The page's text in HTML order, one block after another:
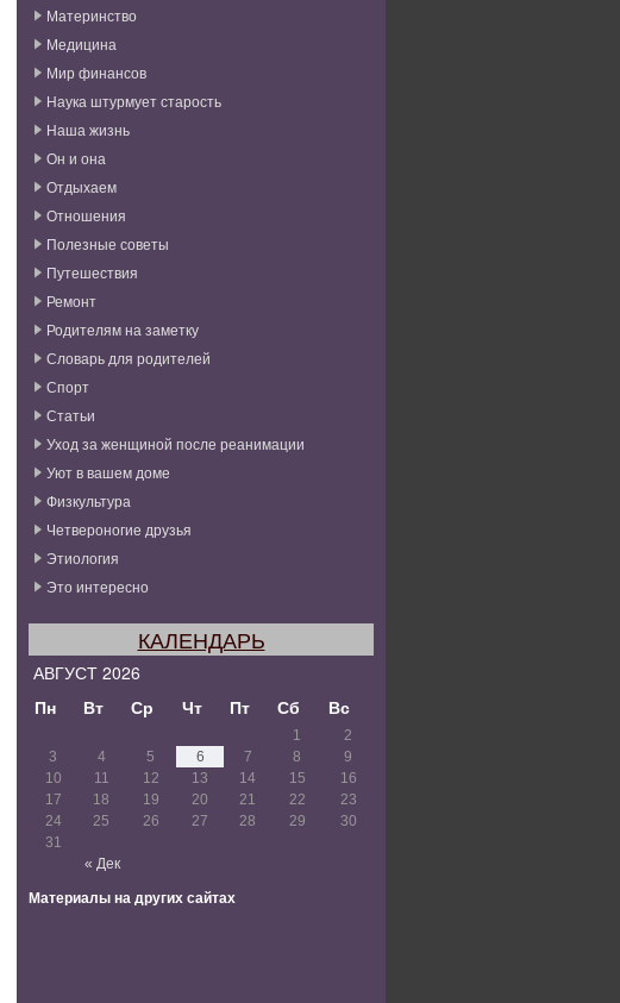
Материнство
Медицина
Мир финансов
Наука штурмует старость
Наша жизнь
Он и она
Отдыхаем
Отношения
Полезные советы
Путешествия
Ремонт
Родителям на заметку
Словарь для родителей
Спорт
Статьи
Уход за женщиной после реанимации
Уют в вашем доме
Физкультура
Четвероногие друзья
Этиология
Это интересно
КАЛЕНДАРЬ
АВГУСТ 2026
Пн
Вт Ср Чт Пт Сб Вс
« Дек
1
2
3
4 5 6 7 8
9
10
11 12 13 14 15
16
17
18 19 20 21 22
23
24
25 26 27 28 29
30
31
Материалы на других сайтах